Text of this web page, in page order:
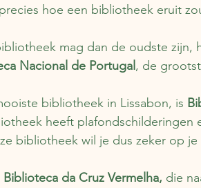
hoe een bibliotheek eruit
mag dan de oudste zijn,
Nacional de Portugal , de
bibliotheek in Lissabon, is
heeft plafondschilderingen
bibliotheek wil je dus zeker op
Biblioteca da Cruz Vermelha, die